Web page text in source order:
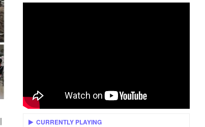
CURRENTLY PLAYING